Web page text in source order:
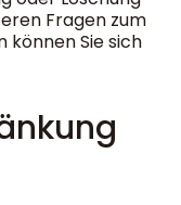
Fragen zum
können Sie sich